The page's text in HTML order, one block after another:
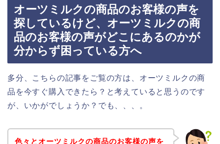
オーツミルクの商品のお客様の声を
探しているけど、オーツミルクの商
品のお客様の声がどこにあるのかが
分からず困っている方へ
多分、こちらの記事をご覧の方は、オーツミルクの商
品を今すぐ購入できたら？と考えていると思うのです
が、いかがでしょうか？でも、、、。
色々とオーツミルクの商品のお客様の声を